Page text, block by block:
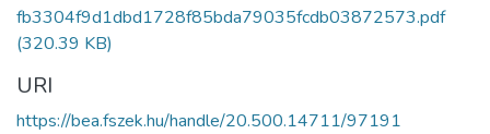
fb3304f9d1dbd1728f85bda79035fcdb03872573.pdf
(320.39 KB)
URI
https://bea.fszek.hu/handle/20.500.14711/97191